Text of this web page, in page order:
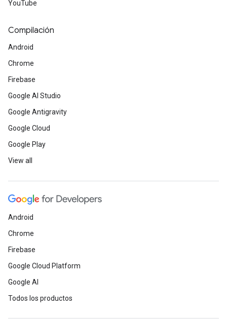
YouTube
Compilación
Android
Chrome
Firebase
Google AI Studio
Google Antigravity
Google Cloud
Google Play
View all
Android
Chrome
Firebase
Google Cloud Platform
Google AI
Todos los productos